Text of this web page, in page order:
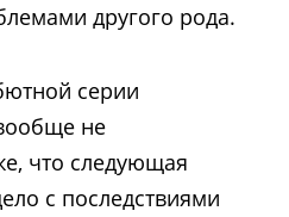
другого рода.
серии
не
что следующая
с последствиями